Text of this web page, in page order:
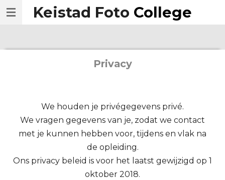
Ga
direct
de
Keistad Foto College
Privacy
We houden je privégegevens privé.
We vragen gegevens van je, zodat we contact
met je kunnen hebben voor, tijdens en vlak na
de opleiding.
Ons privacy beleid is voor het laatst gewijzigd op 1
oktober 2018.